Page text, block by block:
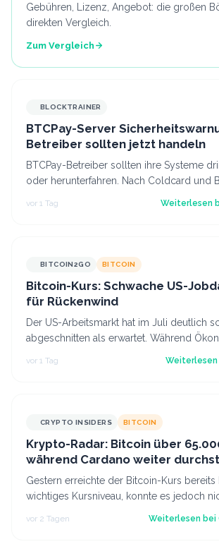
Gebühren, Lizenz, Angebot: die großen
direkten Vergleich.
Zum Vergleich
BLOCKTRAINER
BTCPay-Server
Betreiber sollten jetzt handeln
BTCPay-Betreiber sollten ihre Systeme
oder herunterfahren. Nach Coldcard und
vor 1 Tag Weiterlesen
BITCOIN2GO BITCOIN
Bitcoin-Kurs: Schwache US-
für Rückenwind
Der US-Arbeitsmarkt hat im Juli deutlich
abgeschnitten als erwartet. Während
einem Stellenaufbau gerechnet hatten, gi…
vor 1 Tag Weiterlesen
CRYPTO INSIDERS BITCOIN
Krypto-Radar: Bitcoin über
während Cardano weiter
Gestern erreichte der Bitcoin-Kurs bereits
wichtiges Kursniveau, konnte es jedoch
vor 2 Tagen Weiterlesen bei